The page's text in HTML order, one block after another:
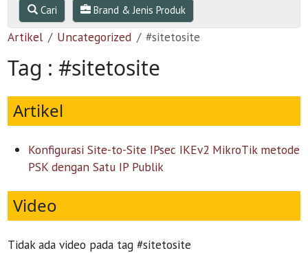
Cari Brand & Jenis Produk
Artikel Uncategorized #sitetosite
Tag : #sitetosite
Artikel
Konfigurasi Site-to-Site IPsec IKEv2 MikroTik metode
PSK dengan Satu IP Publik
Video
Tidak ada video pada tag #sitetosite